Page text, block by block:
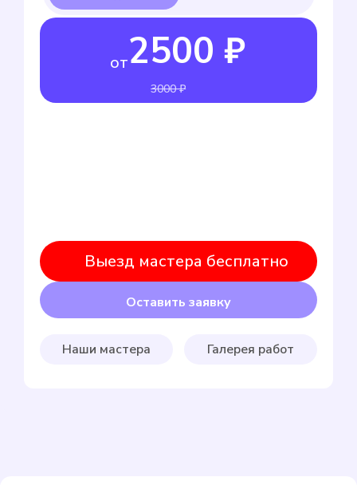
от2500 ₽
3000 ₽
Выезд мастера бесплатно
Оставить заявку
Наши мастера Галерея работ